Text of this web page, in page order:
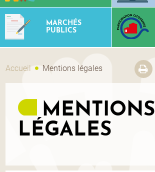
MARCHÉS
PUBLICS
Accueil Mentions légales
MENTIONS
LÉGALES